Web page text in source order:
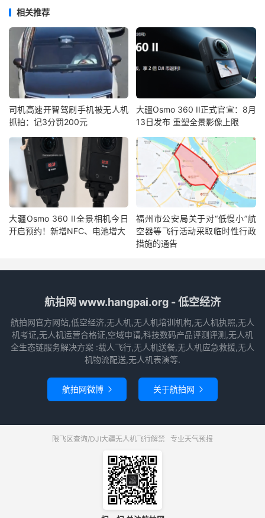
相关推荐
司机高速开智驾刷手机被无人机
抓拍：记3分罚200元
大疆Osmo 360 II正式官宣：8月
13日发布 重塑全景影像上限
大疆Osmo 360 II全景相机今日
开启预约！新增NFC、电池增大
福州市公安局关于对“低慢小”航
空器等飞行活动采取临时性行政
措施的通告
航拍网 www.hangpai.org - 低空经济
航拍网官方网站,低空经济,无人机,无人机培训机构,无人机执照,无人
机考证,无人机运营合格证,空域申请,科技数码产品评测评测,无人机
全生态链服务解决方案 :载人飞行,无人机送餐,无人机应急救援,无人
机物流配送,无人机表演等.
航拍网微博  关于航拍网 
限飞区查询/DJI大疆无人机飞行解禁 专业天气预报